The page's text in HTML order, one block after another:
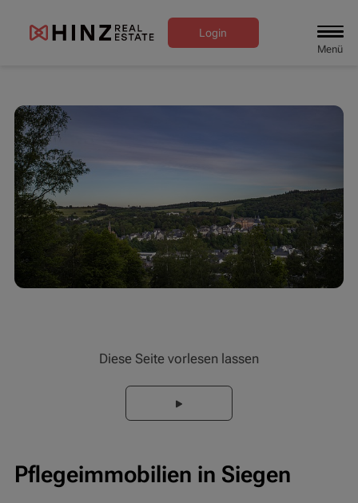
Login
Diese Seite vorlesen lassen
Pflegeimmobilien in Siegen